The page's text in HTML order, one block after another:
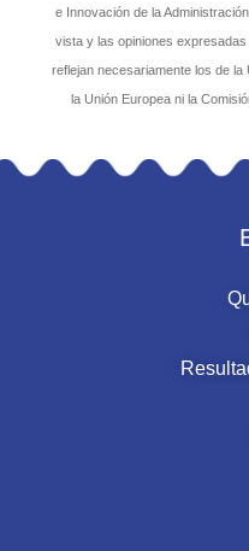
e Innovación de la
vista y las opiniones
reflejan necesariamente los de la
la Unión Europea ni la